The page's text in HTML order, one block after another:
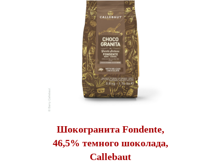
Шокогранита Fondente,
46,5% темного шоколада,
Callebaut